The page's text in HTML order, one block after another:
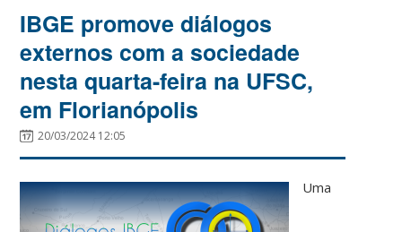
IBGE promove diálogos
externos com a sociedade
nesta quarta-feira na UFSC,
em Florianópolis
20/03/2024 12:05
Uma